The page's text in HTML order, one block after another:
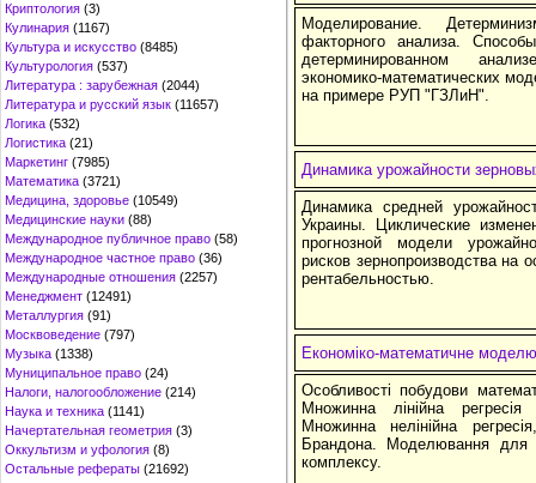
Криптология (3)
Кулинария (1167)
Культура и искусство (8485)
Культурология (537)
Литература : зарубежная (2044)
Литература и русский язык (11657)
Логика (532)
Логистика (21)
Маркетинг (7985)
Математика (3721)
Медицина, здоровье (10549)
Медицинские науки (88)
Международное публичное право (58)
Международное частное право (36)
Международные отношения (2257)
Менеджмент (12491)
Металлургия (91)
Москвоведение (797)
Музыка (1338)
Муниципальное право (24)
Налоги, налогообложение (214)
Наука и техника (1141)
Начертательная геометрия (3)
Оккультизм и уфология (8)
Остальные рефераты (21692)
Моделирование.
факторного анализа.
детерминированном
экономико-математических
на примере РУП "ГЗЛиН".
Динамика урожайности
Динамика средней
Украины. Циклические
прогнозной модели
рисков зернопроизводства на
рентабельностью.
Економіко-математичне
Особливості побудови
Множинна лінійна
Множинна нелінійна
Брандона. Моделювання для
комплексу.